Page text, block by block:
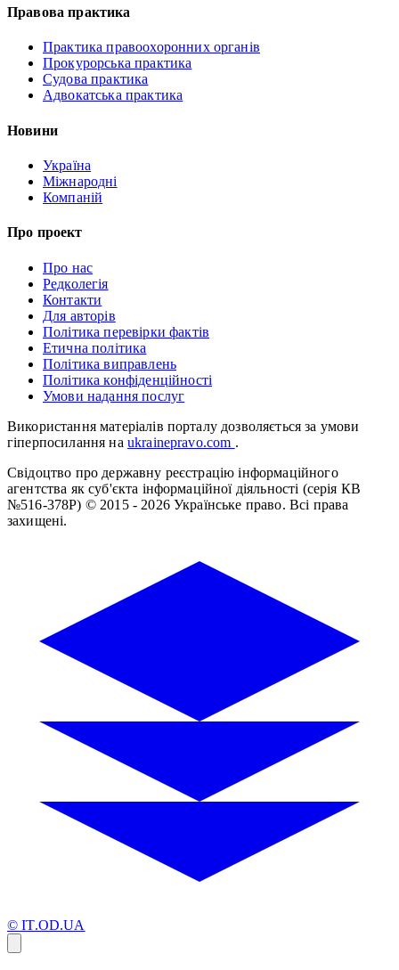
Правова практика
Практика правоохоронних органів
Прокурорська практика
Судова практика
Адвокатська практика
Новини
Україна
Міжнародні
Компаній
Про проект
Про нас
Редколегія
Контакти
Для авторів
Політика перевірки фактів
Етична політика
Політика виправлень
Політика конфіденційності
Умови надання послуг
Використання матеріалів порталу дозволяється за умови
гіперпосилання на ukrainepravo.com .
Свідоцтво про державну реєстрацію інформаційного
агентства як суб'єкта інформаційної діяльності (серія КВ
№516-378Р) © 2015 - 2026 Українське право. Всі права
захищені.
© IT.OD.UA